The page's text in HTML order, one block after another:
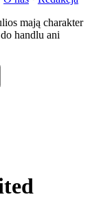
mają charakter
handlu ani